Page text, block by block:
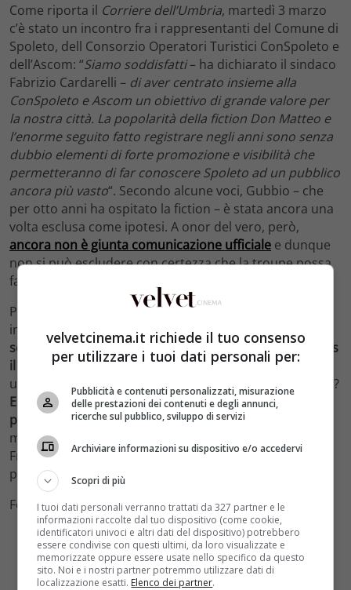
Come riporta il Corriere dell’Umbria, martedì 3 marzo
c’è stato un incontro fra i rappresentanti del Comune di
Spoleto, dell Consorzio Operatori Turistici ConSpoleto e
dell’Ascom: “Siamo soddisfatti– ha dichiarato il sindaco
Fabrizio Cardarelli – di aver centrato insieme alla
ConSpoleto e Ascom un obiettivo di grande valore per
la nostra città. La popolarità della fiction Don Matteo e
l’enorme seguito fatto registrare negli anni sono senza
dubbio elementi di forte promozione e visibilità che
permetteranno di far conoscere Spoleto ad un pubblico
ancora più vasto“. Secondo alcune voci, Gubbio – che
per otto anni ha ospitato la fiction – è stata ancora una
volta esclusa come ipotesi. A onor del vero, però,
ancora non è giunta comunicazione ufficiale e dunque
non si può escludere con certezza che la troupe possa
far tappa anche là.
Presto, sicuramente, cominceranno a trapelare
indiscrezioni sulla trama: quali saranno le scelte
sentimentali e professionali di Simone Montedoro, alias
il capitano Tommasi , che nel nono capitolo è apparso
un po’ confuso? Natalina riuscirà a ritrovare la serenità?
E con quali sfide si misurerà l’amatissimo
prete/detectivedi cui nessuno potrebbe più fare a
meno? Di certo ritroveremo anche il buon Nino
Frassica, ma ci saranno new entry? Sarete
puntualmente aggiornati…
Foto by Facebook
velvetcinema.it richiede il tuo consenso
per utilizzare i tuoi dati personali per:
Pubblicità e contenuti personalizzati, misurazione
delle prestazioni dei contenuti e degli annunci,
ricerche sul pubblico, sviluppo di servizi
Archiviare informazioni su dispositivo e/o accedervi
Scopri di più
I tuoi dati personali verranno trattati da 327 partner e le
informazioni raccolte dal tuo dispositivo (come cookie,
identificatori univoci e altri dati del dispositivo) potrebbero
essere condivise con questi ultimi, da loro visualizzate e
memorizzate oppure essere usate nello specifico da questo
sito. Noi e i nostri partner potremmo utilizzare dati di
localizzazione esatti. Elenco dei partner.